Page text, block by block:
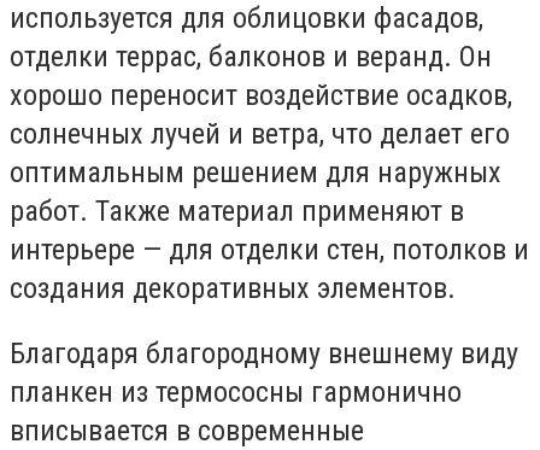
используется для облицовки фасадов,
отделки террас, балконов и веранд. Он
хорошо переносит воздействие осадков,
солнечных лучей и ветра, что делает его
оптимальным решением для наружных
работ. Также материал применяют в
интерьере — для отделки стен, потолков и
создания декоративных элементов.
Благодаря благородному внешнему виду
планкен из термососны гармонично
вписывается в современные